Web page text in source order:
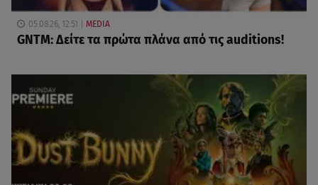
05.08.26, 12:51 MEDIA
GNTM: Δείτε τα πρώτα πλάνα από τις auditions!